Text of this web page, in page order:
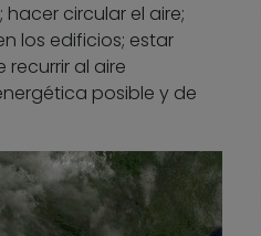
circular el aire;
los edificios; estar
al aire
posible y de